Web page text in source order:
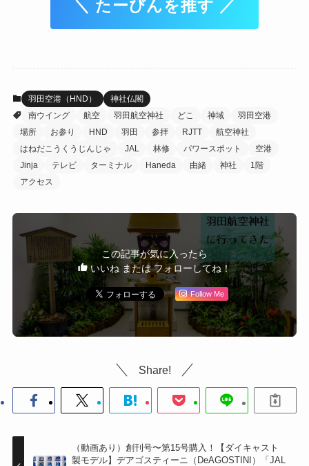
＼ たーびんを推す ／
羽田空港（HND）
神社仏閣
南ウイング
航空 羽田航空神社 どこ 神域
羽田空港
場所
お参り HND 羽田 参拝 RJTT
航空神社
はねだこうくうじんじゃ
JAL 林修 パワースポット
空港
Jinja
テレビ ターミナル Haneda 由緒 神社
1階
アクセス
この記事が気に入ったら
いいね または フォローしてね！
Follow Me
Share!
（動画あり）創刊号〜第15号購入！【ダイキャスト
製モデル】デアゴスティーニ（DeAGOSTINI）「JAL